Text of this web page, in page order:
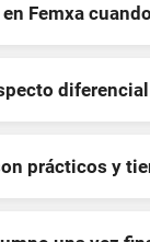
Femxa
prácticos y